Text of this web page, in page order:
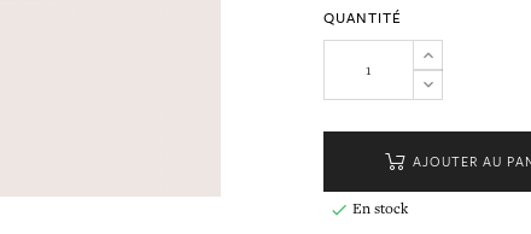
QUANTITÉ
AJOUTER AU
 En stock